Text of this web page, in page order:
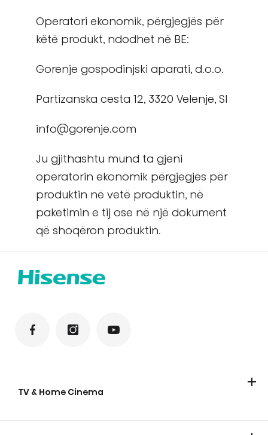
Operatori ekonomik, përgjegjës për
këtë produkt, ndodhet në BE:
Gorenje gospodinjski aparati, d.o.o.
Partizanska cesta 12, 3320 Velenje, SI
info@gorenje.com
Ju gjithashtu mund ta gjeni
operatorin ekonomik përgjegjës për
produktin në vetë produktin, në
paketimin e tij ose në një dokument
që shoqëron produktin.
TV & Home Cinema